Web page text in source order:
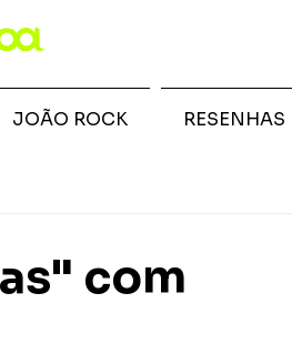
com
JOÃO ROCK RESENHAS